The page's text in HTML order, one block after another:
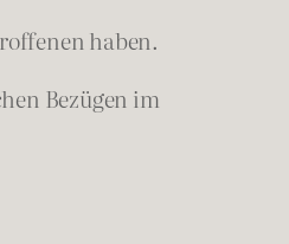
haben.
Bezügen im